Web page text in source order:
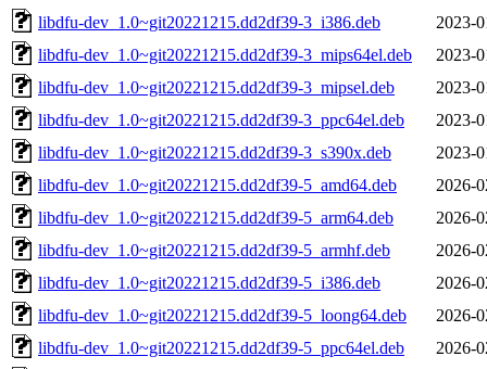
libdfu-dev_1.0~git20221215.dd2df39-3_i386.deb
2023-
libdfu-dev_1.0~git20221215.dd2df39-3_mips64el.deb
2023-
libdfu-dev_1.0~git20221215.dd2df39-3_mipsel.deb
2023-
libdfu-dev_1.0~git20221215.dd2df39-3_ppc64el.deb
2023-
libdfu-dev_1.0~git20221215.dd2df39-3_s390x.deb
2023-
libdfu-dev_1.0~git20221215.dd2df39-5_amd64.deb
2026-
libdfu-dev_1.0~git20221215.dd2df39-5_arm64.deb
2026-
libdfu-dev_1.0~git20221215.dd2df39-5_armhf.deb
2026-
libdfu-dev_1.0~git20221215.dd2df39-5_i386.deb
2026-
libdfu-dev_1.0~git20221215.dd2df39-5_loong64.deb
2026-
libdfu-dev_1.0~git20221215.dd2df39-5_ppc64el.deb
2026-